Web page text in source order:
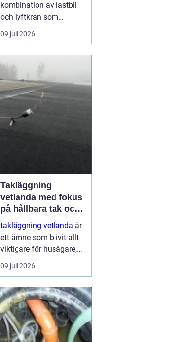
kombination av lastbil
och lyftkran som
används när tungt eller
skrymmande material
säkert och
Genom att hyra en
kranbil kan
privatpersoner, företag
och entrepren&...
09 juli 2026
Takläggning
vetlanda med fokus
på hållbara tak och
trygga hus
takläggning vetlanda är
ett ämne som blivit allt
viktigare för husägare,
bostadsrättsföreningar
och fastighetsägare i
skyddar inte bara mot
regn, snö och blåst, utan
påve...
09 juli 2026